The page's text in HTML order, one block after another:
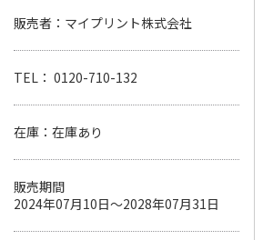
販売者：マイプリント株式会社
TEL： 0120-710-132
在庫：在庫あり
販売期間
2024年07月10日～2028年07月31日